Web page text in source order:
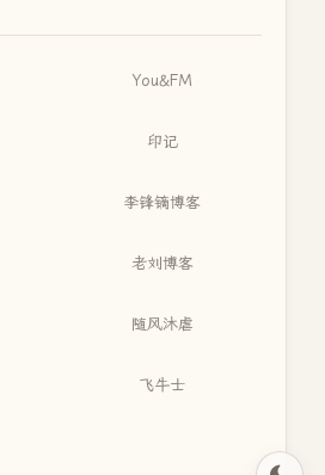
You&FM
印记
李锋镝博客
老刘博客
随风沐虐
飞牛士